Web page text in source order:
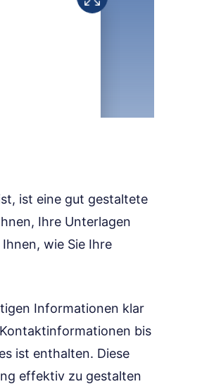
ist eine gut gestaltete
Ihre Unterlagen
wie Sie Ihre
Informationen klar
bis
ist enthalten. Diese
effektiv zu gestalten